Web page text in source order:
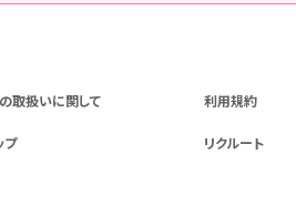
取扱いに関して 利用規約
プ リクルート